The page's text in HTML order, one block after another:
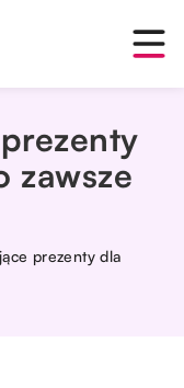
zawsze
prezenty dla